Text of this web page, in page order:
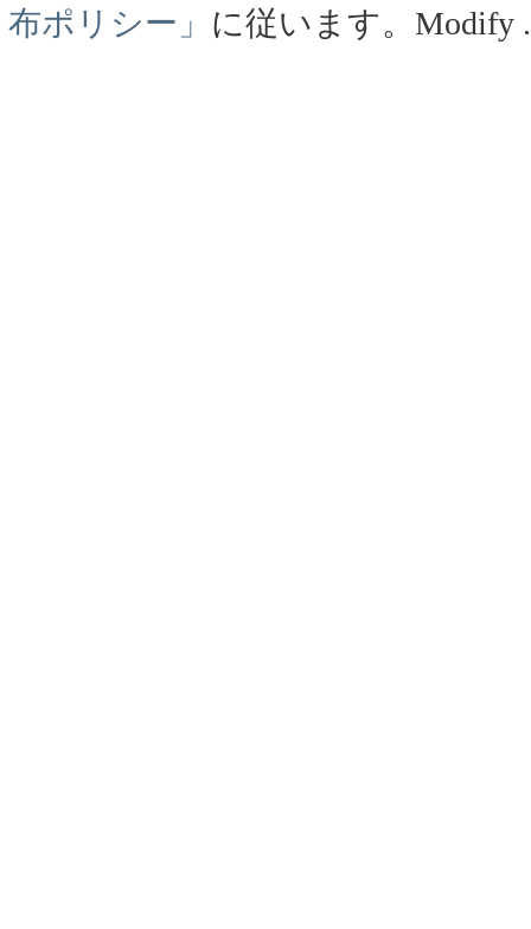
布ポリシー」 に従います。 Modify